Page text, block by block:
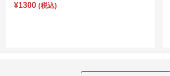
¥1300 (税込)